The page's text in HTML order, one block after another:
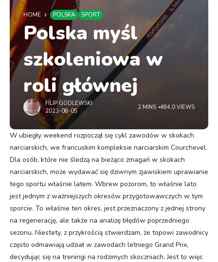
HOME POLSKA SPORT
Polska myśl
szkoleniowa w
roli głównej
FILIP GODLEWSKI
2023-08-05
2 MINS 484,0 VIEWS
W ubiegły weekend rozpoczął się cykl zawodów w skokach
narciarskich, we francuskim kompleksie narciarskim Courchevel.
Dla osób, które nie śledzą na bieżąco zmagań w skokach
narciarskich, może wydawać się dziwnym zjawiskiem uprawianie
tego sportu właśnie latem. Wbrew pozorom, to właśnie lato
jest jednym z ważniejszych okresów przygotowawczych w tym
sporcie. To właśnie ten okres, jest przeznaczony z jednej strony
na regenerację, ale także na analizę błędów poprzedniego
sezonu. Niestety, z przykrością stwierdzam, że topowi zawodnicy
często odmawiają udział w zawodach letniego Grand Prix,
decydując się na treningi na rodzimych skoczniach. Jest to więc